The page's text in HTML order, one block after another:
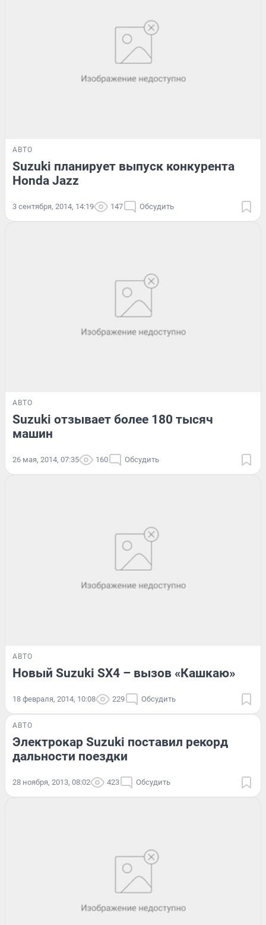
АВТО
Suzuki планирует выпуск конкурента
Honda Jazz
3 сентября, 2014, 14:19 147 Обсудить
АВТО
Suzuki отзывает более 180 тысяч
машин
26 мая, 2014, 07:35 160 Обсудить
АВТО
Новый Suzuki SX4 – вызов «Кашкаю»
18 февраля, 2014, 10:08 229 Обсудить
АВТО
Электрокар Suzuki поставил рекорд
дальности поездки
28 ноября, 2013, 08:02 423 Обсудить